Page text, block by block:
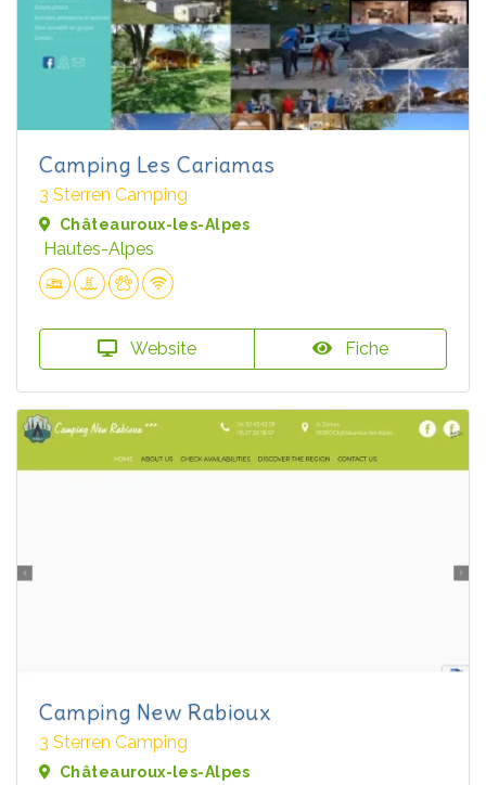
Camping Les Cariamas
3 Sterren Camping
Châteauroux-les-Alpes
Hautes-Alpes
Website Fiche
Camping New Rabioux
3 Sterren Camping
Châteauroux-les-Alpes